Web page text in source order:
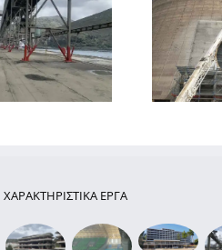
Εργασίες Ενίσχυσης και
Διάνοιξης Οπής σε
Πύργο Ψύξης στην
Κοζάνη
ΧΑΡΑΚΤΗΡΙΣΤΙΚΑ ΕΡΓΑ